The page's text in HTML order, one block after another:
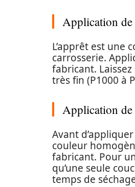
Application de
L’apprêt est une
carrosserie.
fabricant.
très fin (P1000 à
Application
Avant
couleur
fabricant. Pour
qu’une seule
temps de